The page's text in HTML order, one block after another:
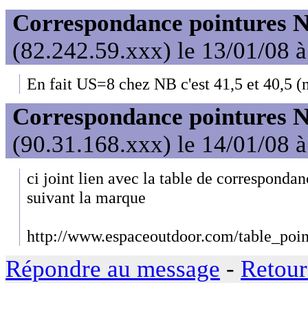
Correspondance pointures
(82.242.59.xxx) le 13/01/08
En fait US=8 chez NB c'est 41,5 et 40,5
Correspondance pointures
(90.31.168.xxx) le 14/01/08
ci joint lien avec la table de
suivant la marque
http://www.espaceoutdoor.com/
Répondre au message -